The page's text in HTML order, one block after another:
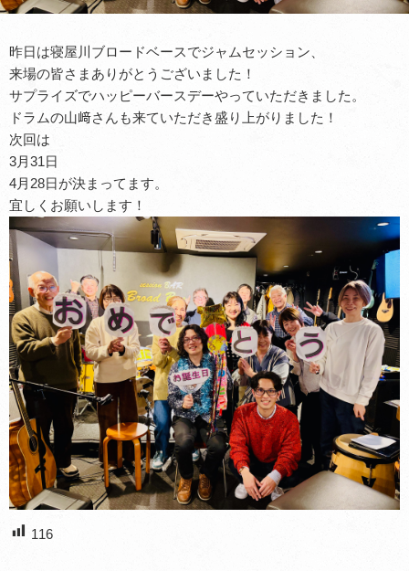
昨日は寝屋川ブロードベースでジャムセッション、
来場の皆さまありがとうございました！
サプライズでハッピーバースデーやっていただきました。
ドラムの山﨑さんも来ていただき盛り上がりました！
次回は
3月31日
4月28日が決まってます。
宜しくお願いします！
116